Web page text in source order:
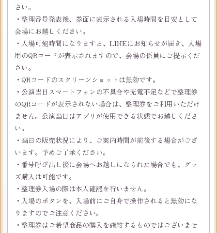
さい。
・整理番号発表後、券面に表示される入場時間を目安として
会場にお越しください。
・入場可能時間になりますと、LINEにお知らせが届き、入場
用のQRコードが表示されますので、会場の係員にご提示くだ
さい。
・QRコードのスクリーンショットは無効です。
・公演当日スマートフォンの不具合や充電不足などで整理券
のQRコードが表示されない場合は、整理券をご利用いただけ
ません。公演当日はアプリが使用できる状態でお越しくださ
い。
・当日の販売状況により、ご案内時間が前後する場合がござ
います。予めご了承ください。
・番号呼び出し後に会場へお越しになられた場合でも、グッ
ズ購入は可能です。
・整理券入場の際は本人確認を行いません。
・入場のボタンを、入場前にご自身で操作されると無効にな
りますのでご注意ください。
・整理券はご希望商品の購入を確約するものではございませ